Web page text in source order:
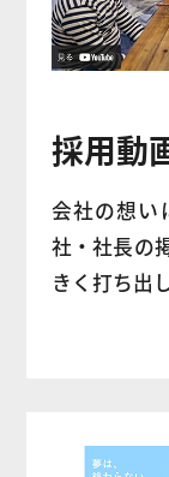
採用動
会社の想い
社・社長の
きく打ち出